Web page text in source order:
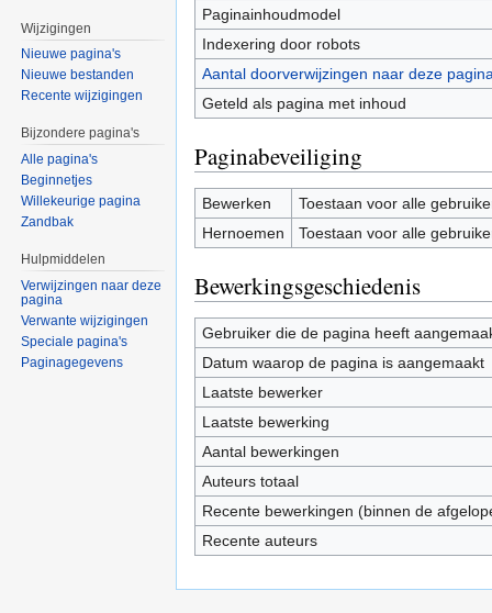
Paginainhoudmodel
Indexering door robots
Aantal doorverwijzingen naar deze
Geteld als pagina met inhoud
Paginabeveiliging
Bewerken
Toestaan voor alle
Hernoemen
Toestaan voor alle
Bewerkingsgeschiedenis
Gebruiker die de pagina heeft
Datum waarop de pagina is aangemaakt
Laatste bewerker
Laatste bewerking
Aantal bewerkingen
Auteurs totaal
Recente bewerkingen (binnen de
Recente auteurs
Wijzigingen
Nieuwe pagina's
Nieuwe bestanden
Recente wijzigingen
Bijzondere pagina's
Alle pagina's
Beginnetjes
Willekeurige pagina
Zandbak
Hulpmiddelen
Verwijzingen naar deze
pagina
Verwante wijzigingen
Speciale pagina's
Paginagegevens